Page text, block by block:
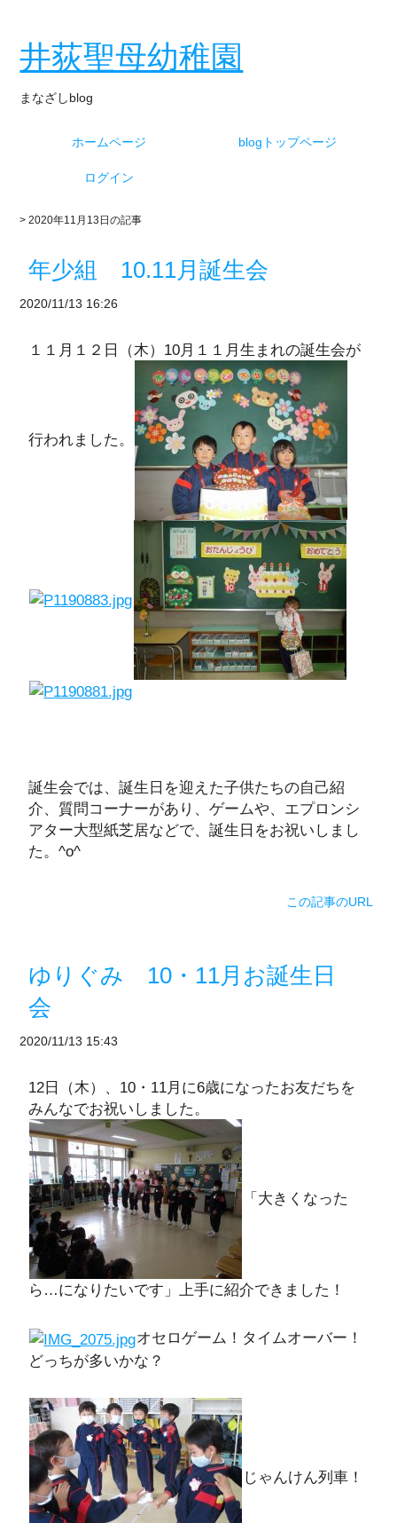
井荻聖母幼稚園
まなざしblog
ホームページ blogトップページ
ログイン
> 2020年11月13日の記事
年少組 10.11月誕生会
2020/11/13 16:26
１１月１２日（木）10月１１月生まれの誕生会が
行われました。
誕生会では、誕生日を迎えた子供たちの自己紹
介、質問コーナーがあり、ゲームや、エプロンシ
アター大型紙芝居などで、誕生日をお祝いしまし
た。^o^
この記事のURL
ゆりぐみ 10・11月お誕生日
会
2020/11/13 15:43
12日（木）、10・11月に6歳になったお友だちを
みんなでお祝いしました。
「大きくなった
ら…になりたいです」上手に紹介できました！
オセロゲーム！タイムオーバー！
どっちが多いかな？
じゃんけん列車！